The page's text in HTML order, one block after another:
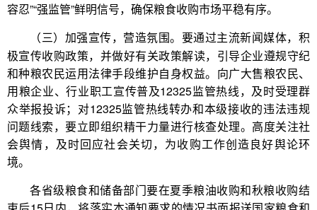
容忍”“强监管”鲜明信号，确保粮食收购市场平稳有序。
（三）加强宣传，营造氛围。 要通过主流新闻媒体，积
极宣传收购政策，并做好有关政策解读，引导企业遵规守纪
和种粮农民运用法律手段维护自身权益。向广大售粮农民、
用粮企业、行业职工宣传普及12325监管热线，及时受理群
众举报投诉；对12325监管热线转办和本级接收的违法违规
问题线索，要立即组织精干力量进行核查处理。高度关注社
会舆情，及时回应社会关切，为收购工作创造良好舆论环
境。
各省级粮食和储备部门要在夏季粮油收购和秋粮收购结